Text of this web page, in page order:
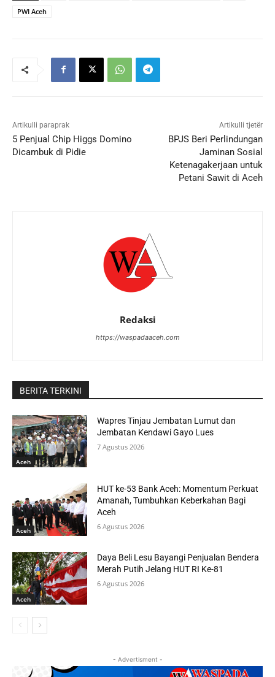
PWI Aceh
Artikulli paraprak
5 Penjual Chip Higgs Domino
Dicambuk di Pidie
Artikulli tjetër
BPJS Beri Perlindungan
Jaminan Sosial
Ketenagakerjaan untuk
Petani Sawit di Aceh
Redaksi
https://waspadaaceh.com
BERITA TERKINI
Aceh
Wapres Tinjau Jembatan Lumut dan
Jembatan Kendawi Gayo Lues
7 Agustus 2026
Aceh
HUT ke-53 Bank Aceh: Momentum Perkuat
Amanah, Tumbuhkan Keberkahan Bagi
Aceh
6 Agustus 2026
Aceh
Daya Beli Lesu Bayangi Penjualan Bendera
Merah Putih Jelang HUT RI Ke-81
6 Agustus 2026
- Advertisment -